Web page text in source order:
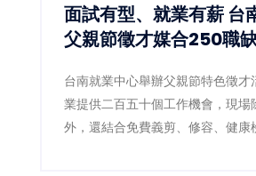
面試有型、就業有薪 台南就業中心
父親節徵才媒合250職
台南就業中心舉辦父親節特色徵才
業提供二百五十個工作機會，現場
外，還結合免費義剪、修容、健康